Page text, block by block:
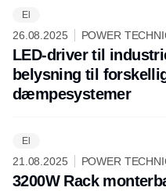
El
26.08.2025 POWER
LED-driver til
belysning til
dæmpesystemer
El
21.08.2025 POWER
3200W Rack